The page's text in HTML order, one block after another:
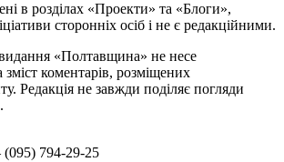
в розділах «Проекти» та «Блоги»,
сторонніх осіб і не є редакційними.
видання «Полтавщина» не несе
зміст коментарів, розміщених
Редакція не завжди поділяє погляди
(095) 794-29-25